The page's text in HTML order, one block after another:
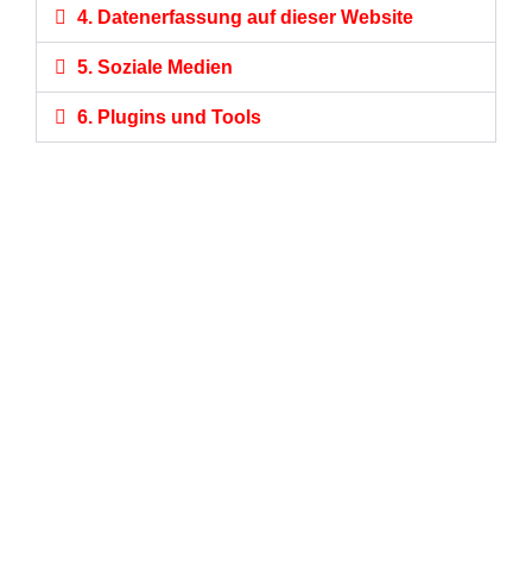
4. Datenerfassung auf dieser Website
5. Soziale Medien
6. Plugins und Tools